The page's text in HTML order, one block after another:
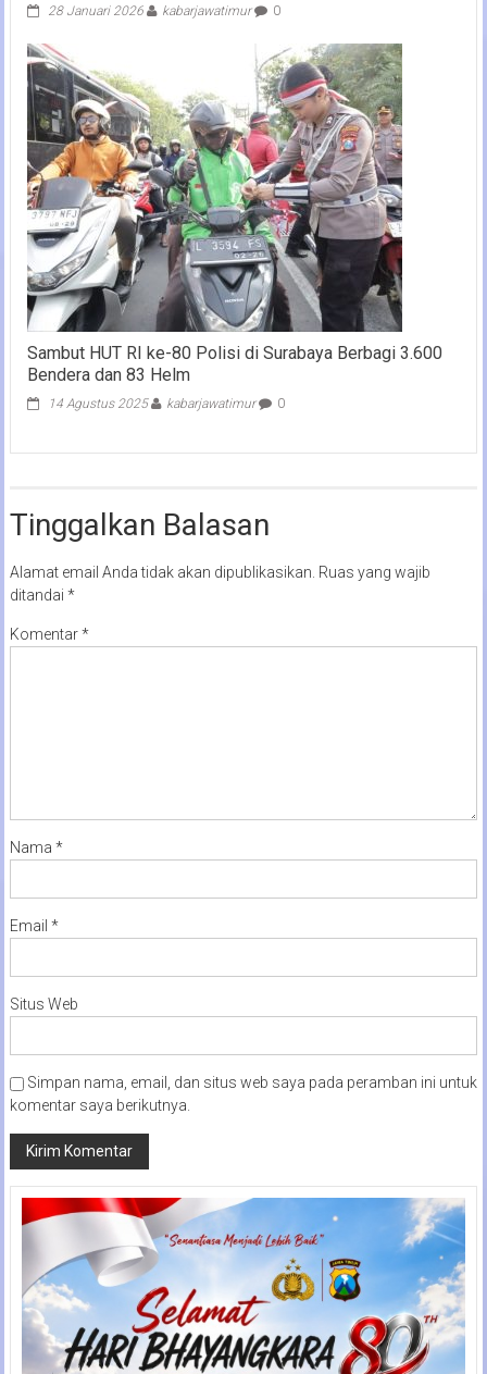
28 Januari 2026 kabarjawatimur 0
Sambut HUT RI ke-80 Polisi di Surabaya Berbagi 3.600
Bendera dan 83 Helm
14 Agustus 2025 kabarjawatimur 0
Tinggalkan Balasan
Alamat email Anda tidak akan dipublikasikan. Ruas yang wajib
ditandai *
Komentar*
Nama *
Email *
Situs Web
Simpan nama, email, dan situs web saya pada peramban ini untuk
komentar saya berikutnya.